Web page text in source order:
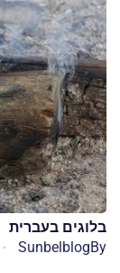
בלוגים בעברית
By
Sunbelblog